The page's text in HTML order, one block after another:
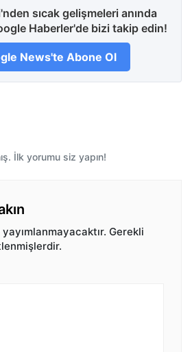
sıcak gelişmeleri anında
Haberler'de bizi takip edin!
News'te Abone Ol
İlk yorumu siz yapın!
Gerekli